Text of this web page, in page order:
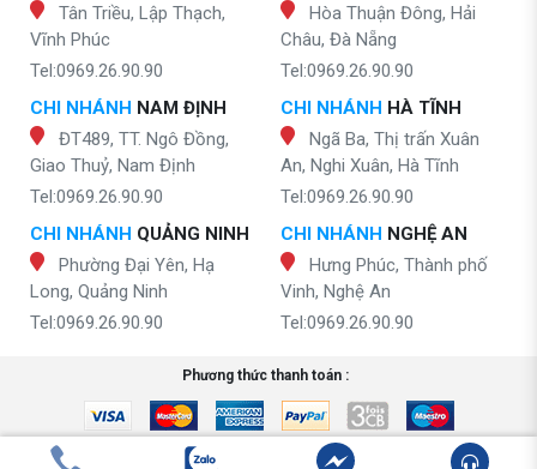
Tân Triều, Lập Thạch,
Vĩnh Phúc
Tel:0969.26.90.90
CHI NHÁNH NAM ĐỊNH
ĐT489, TT. Ngô Đồng,
Giao Thuỷ, Nam Định
Tel:0969.26.90.90
CHI NHÁNH QUẢNG NINH
Phường Đại Yên, Hạ
Long, Quảng Ninh
Tel:0969.26.90.90
Hòa Thuận Đông, Hải
Châu, Đà Nẵng
Tel:0969.26.90.90
CHI NHÁNH HÀ TĨNH
Ngã Ba, Thị trấn Xuân
An, Nghi Xuân, Hà Tĩnh
Tel:0969.26.90.90
CHI NHÁNH NGHỆ AN
Hưng Phúc, Thành phố
Vinh, Nghệ An
Tel:0969.26.90.90
Phương thức thanh toán :